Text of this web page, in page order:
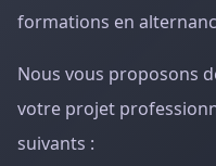
formations en
Nous vous proposons
votre projet
suivants :